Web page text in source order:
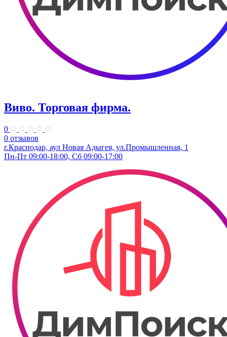
Виво. ​Торговая фирма.
0
0 отзывов
г.Краснодар, аул Новая Адыгея, ул.Промышленная, 1
Пн-Пт 09:00-18:00, Сб 09:00-17:00